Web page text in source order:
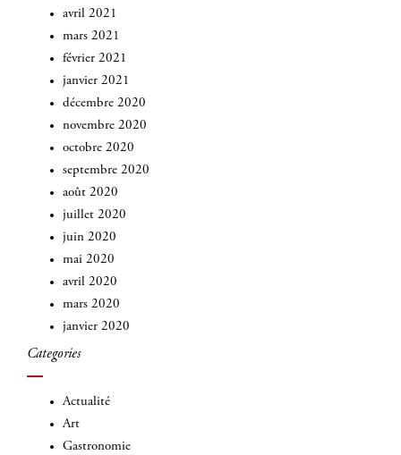
avril 2021
mars 2021
février 2021
janvier 2021
décembre 2020
novembre 2020
octobre 2020
septembre 2020
août 2020
juillet 2020
juin 2020
mai 2020
avril 2020
mars 2020
janvier 2020
Categories
Actualité
Art
Gastronomie